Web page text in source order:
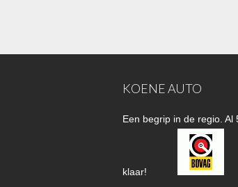
KOENE AUTO
Een begrip in de regio.
klaar!